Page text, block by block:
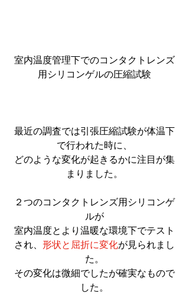
室内温度管理下でのコンタクトレンズ
用シリコンゲルの圧縮試験
最近の調査では引張圧縮試験が体温下
で行われた時に、
どのような変化が起きるかに注目が集
まりました。
２つのコンタクトレンズ用シリコンゲ
ルが
室内温度とより温暖な環境下でテスト
され、 形状と屈折に変化が見られまし
た。
その変化は微細でしたが確実なもので
した。